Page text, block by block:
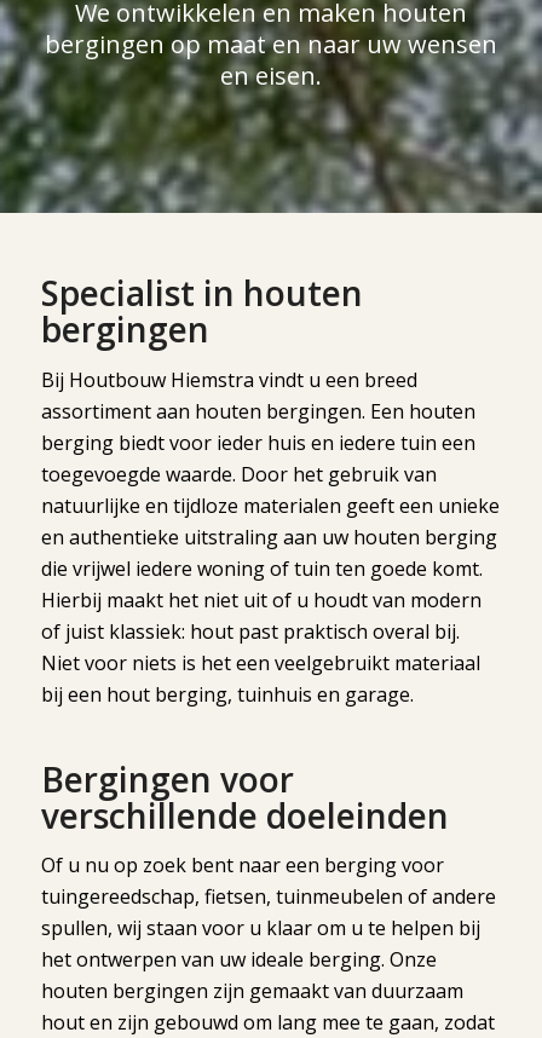
We ontwikkelen en maken houten
bergingen op maat en naar uw wensen
en eisen.
Specialist in houten
bergingen
Bij Houtbouw Hiemstra vindt u een breed
assortiment aan houten bergingen. Een houten
berging biedt voor ieder huis en iedere tuin een
toegevoegde waarde. Door het gebruik van
natuurlijke en tijdloze materialen geeft een unieke
en authentieke uitstraling aan uw houten berging
die vrijwel iedere woning of tuin ten goede komt.
Hierbij maakt het niet uit of u houdt van modern
of juist klassiek: hout past praktisch overal bij.
Niet voor niets is het een veelgebruikt materiaal
bij een hout berging, tuinhuis en garage.
Bergingen voor
verschillende doeleinden
Of u nu op zoek bent naar een berging voor
tuingereedschap, fietsen, tuinmeubelen of andere
spullen, wij staan voor u klaar om u te helpen bij
het ontwerpen van uw ideale berging. Onze
houten bergingen zijn gemaakt van duurzaam
hout en zijn gebouwd om lang mee te gaan, zodat